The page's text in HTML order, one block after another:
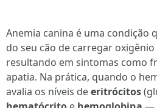
Anemia canina é uma condição
do seu cão de carregar
resultando em sintomas como
apatia. Na prática, quando o
avalia os níveis deeritrócitos